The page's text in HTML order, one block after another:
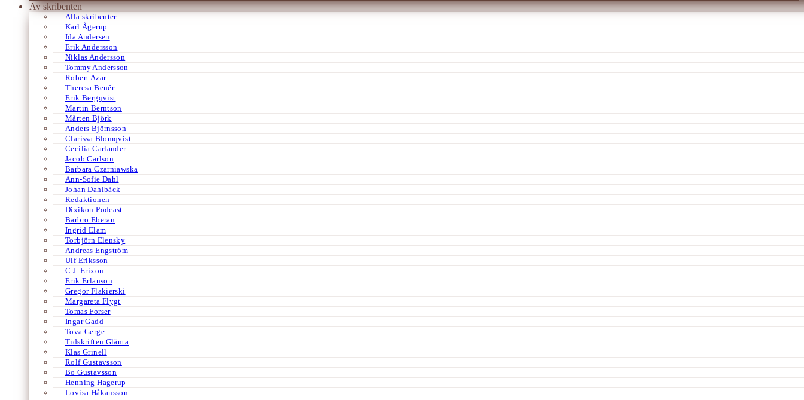
Av skribenten
Alla skribenter
Karl Ågerup
Ida Andersen
Erik Andersson
Niklas Andersson
Tommy Andersson
Robert Azar
Theresa Benér
Erik Bergqvist
Martin Berntson
Mårten Björk
Anders Björnsson
Clarissa Blomqvist
Cecilia Carlander
Jacob Carlson
Barbara Czarniawska
Ann-Sofie Dahl
Johan Dahlbäck
Redaktionen
Dixikon Podcast
Barbro Eberan
Ingrid Elam
Torbjörn Elensky
Andreas Engström
Ulf Eriksson
C.J. Erixon
Erik Erlanson
Gregor Flakierski
Margareta Flygt
Tomas Forser
Ingar Gadd
Tova Gerge
Tidskriften Glänta
Klas Grinell
Rolf Gustavsson
Bo Gustavsson
Henning Hagerup
Lovisa Håkansson